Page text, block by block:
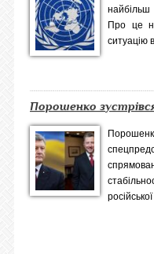
найбільш
Про це
ситуацію
Порошенко
російської